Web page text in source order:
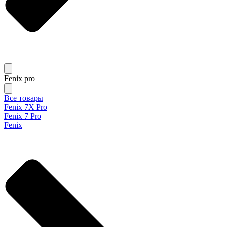
Fenix pro
Все товары
Fenix 7X Pro
Fenix 7 Pro
Fenix